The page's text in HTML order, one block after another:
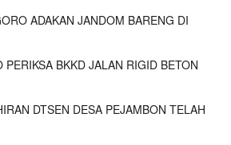
ADAKAN JANDOM BARENG DI
PERIKSA BKKD JALAN RIGID BETON
DTSEN DESA PEJAMBON TELAH